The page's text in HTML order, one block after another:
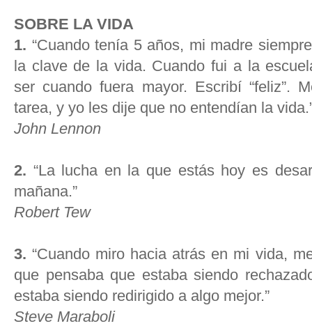
SOBRE LA VIDA
1. “Cuando tenía 5 años, mi madre
la clave de la vida. Cuando fui a la
ser cuando fuera mayor. Escribí “feliz”.
tarea, y yo les dije que no entendían la
John Lennon
2. “La lucha en la que estás hoy es
mañana.”
Robert Tew
3. “Cuando miro hacia atrás en mi vida,
que pensaba que estaba siendo
estaba siendo redirigido a algo mejor.”
Steve Maraboli